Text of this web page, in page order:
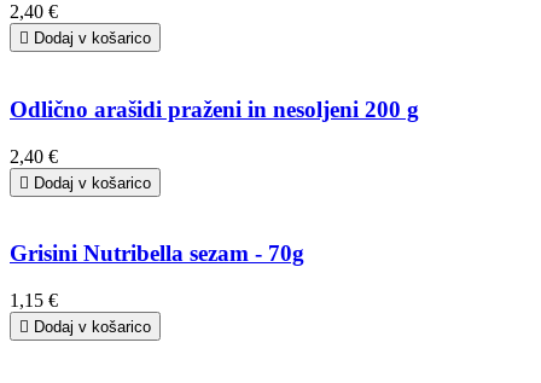
2,40 €
 Dodaj v košarico
Odlično arašidi praženi in nesoljeni 200 g
2,40 €
 Dodaj v košarico
Grisini Nutribella sezam - 70g
1,15 €
 Dodaj v košarico